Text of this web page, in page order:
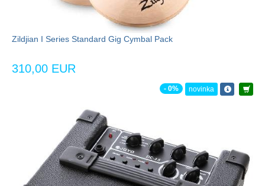
Zildjian I Series Standard Gig Cymbal Pack
310,00 EUR
- 0% novinka